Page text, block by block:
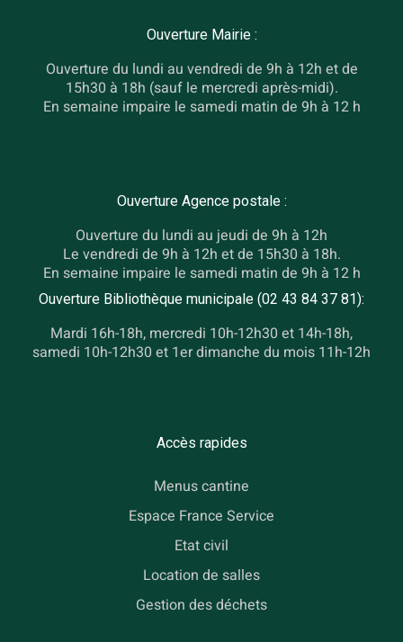
Ouverture Mairie :
Ouverture du lundi au vendredi de 9h à 12h et de
15h30 à 18h (sauf le mercredi après-midi).
En semaine impaire le samedi matin de 9h à 12 h
Ouverture Agence postale :
Ouverture du lundi au jeudi de 9h à 12h
Le vendredi de 9h à 12h et de 15h30 à 18h.
En semaine impaire le samedi matin de 9h à 12 h
Ouverture Bibliothèque municipale (02 43 84 37 81):
Mardi 16h-18h, mercredi 10h-12h30 et 14h-18h,
samedi 10h-12h30 et 1er dimanche du mois 11h-12h
Accès rapides
Menus cantine
Espace France Service
Etat civil
Location de salles
Gestion des déchets